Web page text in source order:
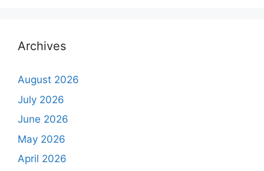
Archives
August 2026
July 2026
June 2026
May 2026
April 2026